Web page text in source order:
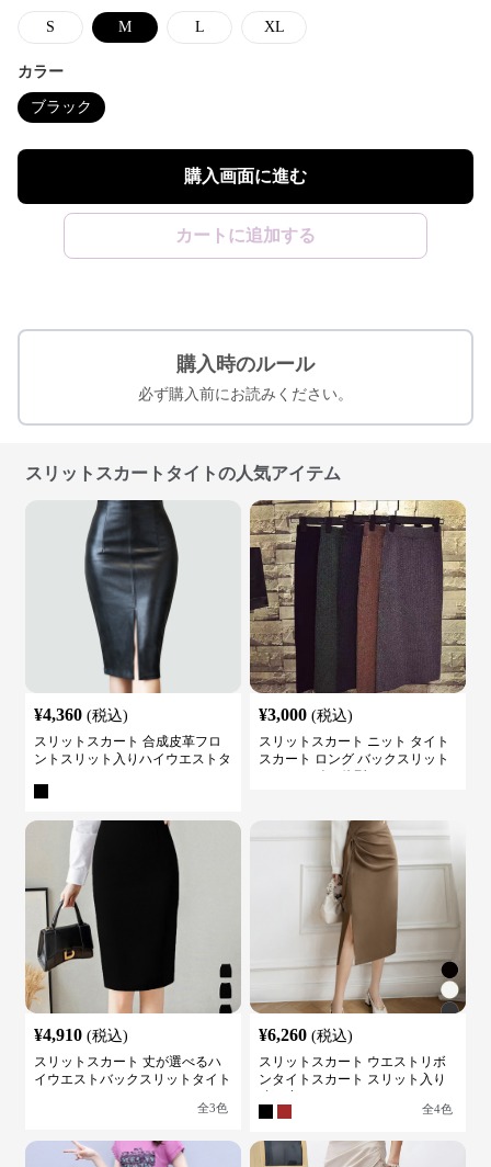
S M L XL
カラー
ブラック
購入画面に進む
カートに追加する
購入時のルール
必ず購入前にお読みください。
スリットスカートタイトの人気アイテム
¥4,360 (税込)
スリットスカート 合成皮革フロ
ントスリット入りハイウエストタ
¥3,000 (税込)
スリットスカート ニット タイト
スカート ロング バックスリット
¥4,910 (税込)
スリットスカート 丈が選べるハ
イウエストバックスリットタイト
全3色
¥6,260 (税込)
スリットスカート ウエストリボ
ンタイトスカート スリット入り
全4色